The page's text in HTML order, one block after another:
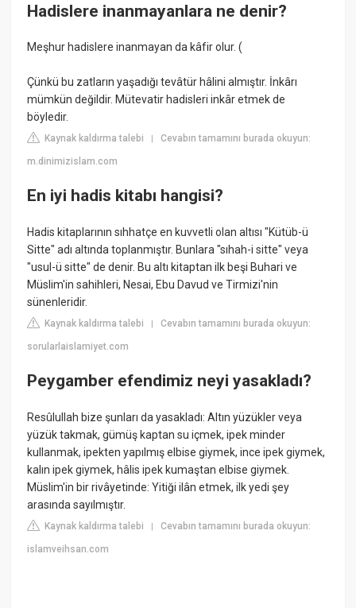
Hadislere inanmayanlara ne denir?
Meşhur hadislere inanmayan da kâfir olur. (
Çünkü bu zatların yaşadığı tevâtür hâlini almıştır. İnkârı
mümkün değildir. Mütevatir hadisleri inkâr etmek de
böyledir.
Kaynak kaldırma talebi |Cevabın tamamını burada okuyun:
m.dinimizislam.com
En iyi hadis kitabı hangisi?
Hadis kitaplarının sıhhatçe en kuvvetli olan altısı "Kütüb-ü
Sitte" adı altında toplanmıştır. Bunlara "sıhah-i sitte" veya
"usul-ü sitte" de denir. Bu altı kitaptan ilk beşi Buhari ve
Müslim'in sahihleri, Nesai, Ebu Davud ve Tirmizi'nin
sünenleridir.
Kaynak kaldırma talebi |Cevabın tamamını burada okuyun:
sorularlaislamiyet.com
Peygamber efendimiz neyi yasakladı?
Resûlullah bize şunları da yasakladı: Altın yüzükler veya
yüzük takmak, gümüş kaptan su içmek, ipek minder
kullanmak, ipekten yapılmış elbise giymek, ince ipek giymek,
kalın ipek giymek, hâlis ipek kumaştan elbise giymek.
Müslim'in bir rivâyetinde: Yitiği ilân etmek, ilk yedi şey
arasında sayılmıştır.
Kaynak kaldırma talebi |Cevabın tamamını burada okuyun:
islamveihsan.com